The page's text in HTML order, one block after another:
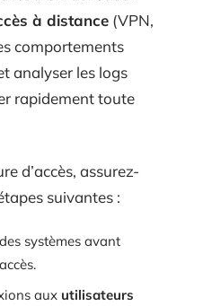
à distance (VPN,
comportements
analyser les logs
rapidement toute
d’accès, assurez-
suivantes :
systèmes avant
aux utilisateurs